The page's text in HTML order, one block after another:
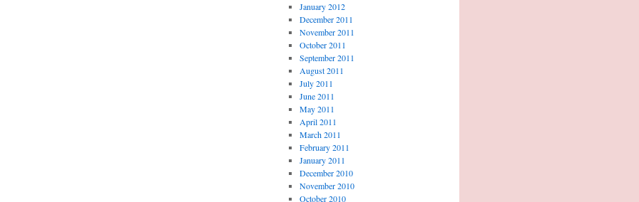
January 2012
December 2011
November 2011
October 2011
September 2011
August 2011
July 2011
June 2011
May 2011
April 2011
March 2011
February 2011
January 2011
December 2010
November 2010
October 2010